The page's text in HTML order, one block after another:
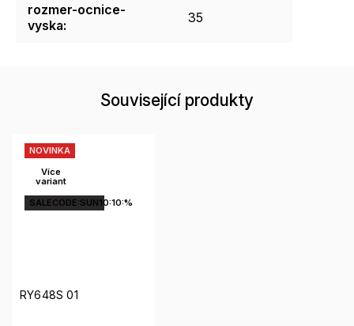
rozmer-ocnice-
vyska: 35
Související produkty
NOVINKA
Více
variant
SALECODE:SUN10:10:%
RY648S 01